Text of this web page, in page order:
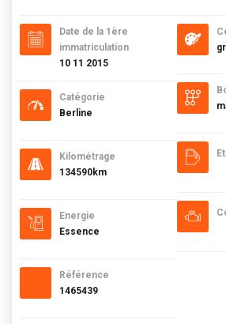
Date de la 1ère
immatriculation
10 11 2015
Catégorie
Berline
Kilométrage
134590km
Energie
Essence
Référence
1465439